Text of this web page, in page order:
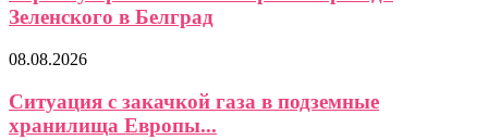
Зеленского в Белград
08.08.2026
Ситуация с закачкой газа в подземные
хранилища Европы...